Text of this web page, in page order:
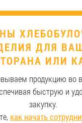
ДЛЯ
ИЛИ
продукцию во
быструю и
закупку.
как начать